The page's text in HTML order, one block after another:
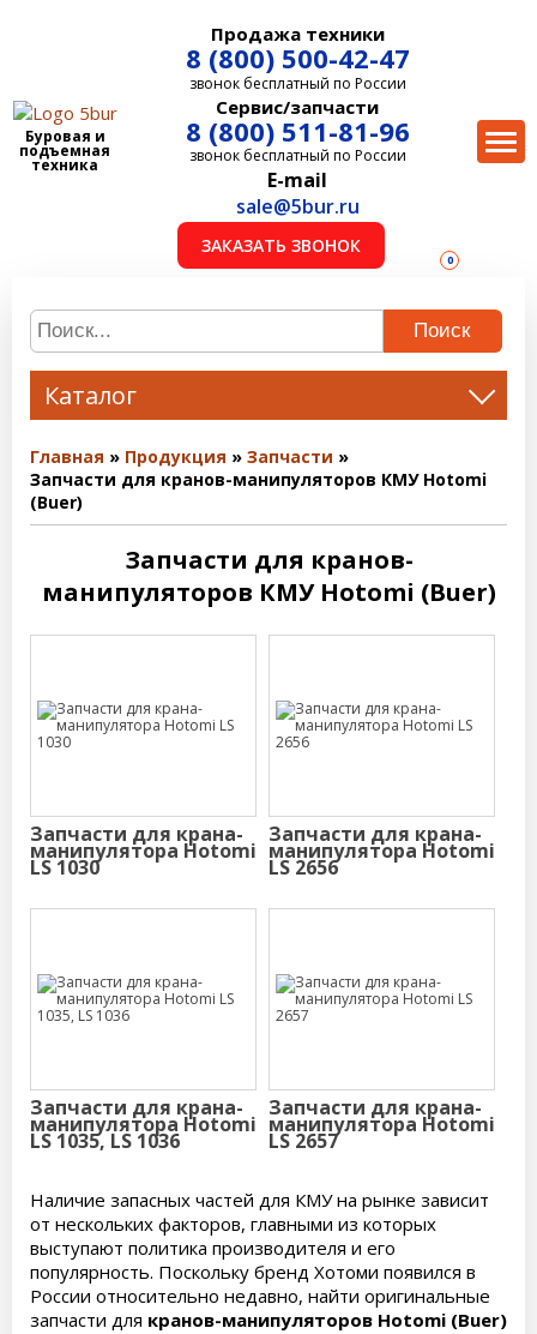
Буровая и
подъемная
техника
Продажа техники
8 (800) 500-42-47
звонок бесплатный по России
Сервис/запчасти
8 (800) 511-81-96
звонок бесплатный по России
E-mail
sale@5bur.ru
ЗАКАЗАТЬ ЗВОНОК
0
Поиск
Каталог
Главная Продукция
Запчасти
Запчасти для кранов-манипуляторов КМУ Hotomi
(Buer)
Запчасти для кранов-
манипуляторов КМУ Hotomi (Buer)
Запчасти для крана-
манипулятора Hotomi
LS 1030
Запчасти для крана-
манипулятора Hotomi
LS 2656
Запчасти для крана-
манипулятора Hotomi
LS 1035, LS 1036
Запчасти для крана-
манипулятора Hotomi
LS 2657
Наличие запасных частей для КМУ на рынке зависит
от нескольких факторов, главными из которых
выступают политика производителя и его
популярность. Поскольку бренд Хотоми появился в
России относительно недавно, найти оригинальные
запчасти для кранов-манипуляторов Hotomi (Buer)